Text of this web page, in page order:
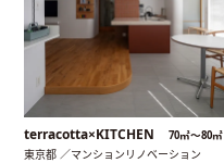
terracotta×KITCHEN 70㎡〜80㎡
東京都 ／マンションリノベーション